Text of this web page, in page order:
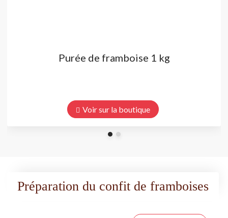
Purée de framboise 1 kg
Voir sur la boutique
Préparation du confit de framboises